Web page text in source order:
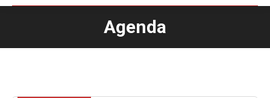
Agenda
Estás aquí: